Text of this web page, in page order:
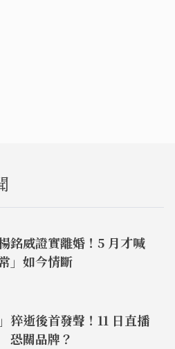
銘威證實離婚！5 月才喊
」如今情斷
猝逝後首發聲！11 日直播
關品牌？